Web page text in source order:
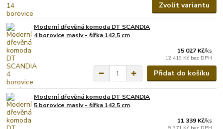
Zvolit variantu
Moderní dřevěná komoda DT SCANDIA
4 borovice masiv - šířka 142,5 cm
15 027 Kč/ks
12 419 Kč bez DPH
Přidat do košíku
Moderní dřevěná komoda DT SCANDIA
5 borovice masiv - šířka 142,5 cm
11 339 Kč/ks